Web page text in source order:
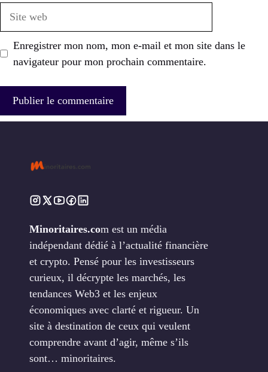
Enregistrer mon nom, mon e-mail et mon site dans le
navigateur pour mon prochain commentaire.
Minoritaires.com est un média
indépendant dédié à l’actualité financière
et crypto. Pensé pour les investisseurs
curieux, il décrypte les marchés, les
tendances Web3 et les enjeux
économiques avec clarté et rigueur. Un
site à destination de ceux qui veulent
comprendre avant d’agir, même s’ils
sont… minoritaires.